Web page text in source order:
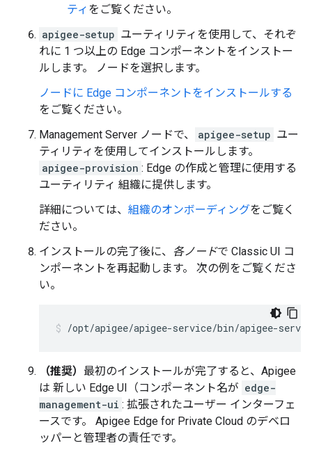
ティ をご覧ください。
apigee-setup ユーティリティを使用して、それぞ
れに 1 つ以上の Edge コンポーネントをインストー
ルします。 ノードを選択します。
ノードに Edge コンポーネントをインストールする
をご覧ください。
Management Server ノードで、
apigee-setup ユー
ティリティを使用してインストールします。
apigee-provision : Edge の作成と管理に使用する
ユーティリティ 組織に提供します。
詳細については、 組織のオンボーディングをご覧く
ださい。
インストールの完了後に、
各ノードで Classic UI コ
ンポーネントを再起動します。 次の例をご覧くださ
い。
/opt/apigee/apigee-service/bin/apigee-
（推奨） 最初のインストールが完了すると、Apigee
は 新しい Edge UI（コンポーネント名が edge-
management-ui : 拡張されたユーザー インターフェ
ースです。 Apigee Edge for Private Cloud のデベロ
ッパーと管理者の責任です。